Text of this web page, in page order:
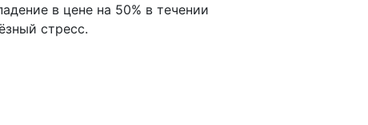
в цене на 50% в течении
стресс.